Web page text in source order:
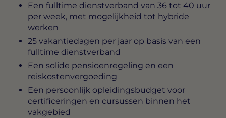
Een fulltime dienstverband van 36 tot 40 uur
per week, met mogelijkheid tot hybride
werken
25 vakantiedagen per jaar op basis van een
fulltime dienstverband
Een solide pensioenregeling en een
reiskostenvergoeding
Een persoonlijk opleidingsbudget voor
certificeringen en cursussen binnen het
vakgebied